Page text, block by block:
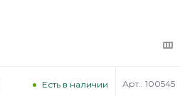
Есть в наличии Арт.: 100545